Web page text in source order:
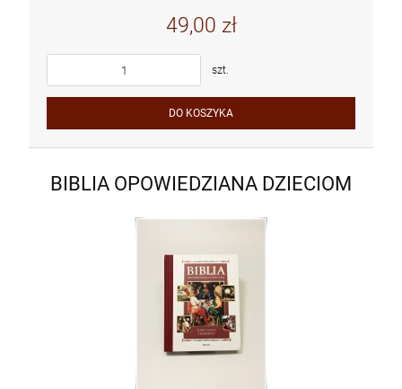
49,00 zł
szt.
DO KOSZYKA
BIBLIA OPOWIEDZIANA DZIECIOM